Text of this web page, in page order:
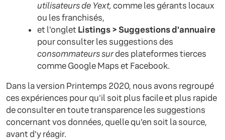
utilisateurs de Yext,comme les gérants locaux
ou les franchisés,
et l'onglet Listings > Suggestions d'annuaire
pour consulter les suggestions des
consommateurs surdes plateformes tierces
comme Google Maps et Facebook.
Dans la version Printemps 2020, nous avons regroupé
ces expériences pour qu'il soit plus facile et plus rapide
de consulter en toute transparence les suggestions
concernant vos données, quelle qu'en soit la source,
avant d'y réagir.